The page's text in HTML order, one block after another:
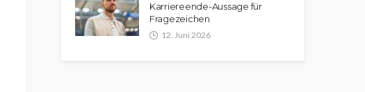
Karriereende-Aussage für
Fragezeichen
12. Juni 2026